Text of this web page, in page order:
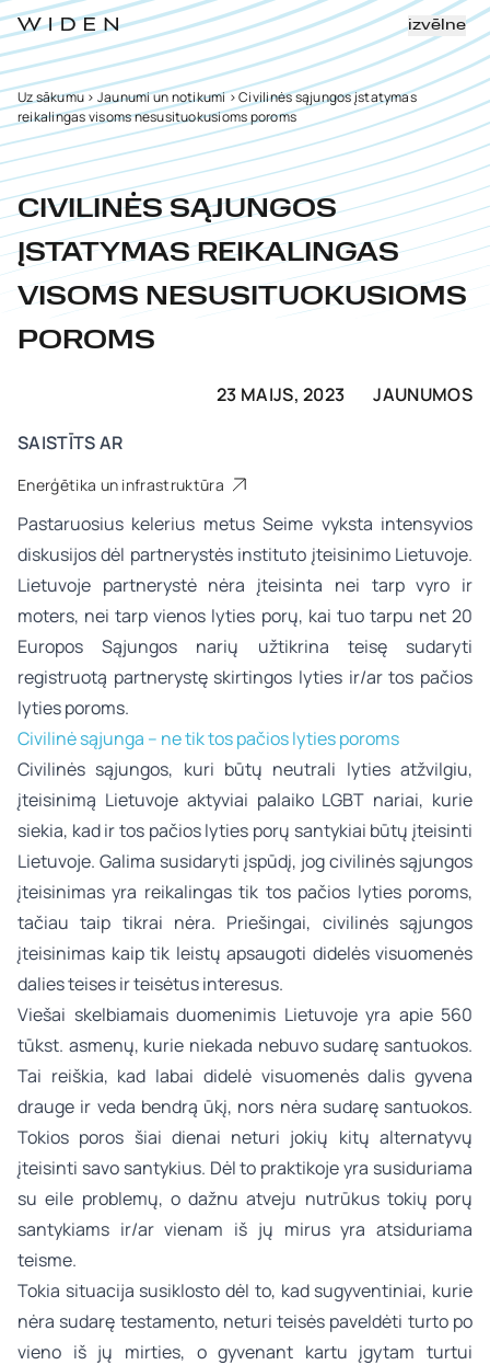
izvēlne
Uz sākumu> Jaunumi un notikumi>Civilinės sąjungos įstatymas
reikalingas visoms nesusituokusioms poroms
CIVILINĖS SĄJUNGOS
ĮSTATYMAS REIKALINGAS
VISOMS NESUSITUOKUSIOMS
POROMS
23 MAIJS, 2023
JAUNUMOS
SAISTĪTS AR
Enerģētika un infrastruktūra
Pastaruosius kelerius metus Seime vyksta intensyvios
diskusijos dėl partnerystės instituto įteisinimo Lietuvoje.
Lietuvoje partnerystė nėra įteisinta nei tarp vyro ir
moters, nei tarp vienos lyties porų, kai tuo tarpu net 20
Europos Sąjungos narių užtikrina teisę sudaryti
registruotą partnerystę skirtingos lyties ir/ar tos pačios
lyties poroms.
Civilinė sąjunga – ne tik tos pačios lyties poroms
Civilinės sąjungos, kuri būtų neutrali lyties atžvilgiu,
įteisinimą Lietuvoje aktyviai palaiko LGBT nariai, kurie
siekia, kad ir tos pačios lyties porų santykiai būtų įteisinti
Lietuvoje. Galima susidaryti įspūdį, jog civilinės sąjungos
įteisinimas yra reikalingas tik tos pačios lyties poroms,
tačiau taip tikrai nėra. Priešingai, civilinės sąjungos
įteisinimas kaip tik leistų apsaugoti didelės visuomenės
dalies teises ir teisėtus interesus.
Viešai skelbiamais duomenimis Lietuvoje yra apie 560
tūkst. asmenų, kurie niekada nebuvo sudarę santuokos.
Tai reiškia, kad labai didelė visuomenės dalis gyvena
drauge ir veda bendrą ūkį, nors nėra sudarę santuokos.
Tokios poros šiai dienai neturi jokių kitų alternatyvų
įteisinti savo santykius. Dėl to praktikoje yra susiduriama
su eile problemų, o dažnu atveju nutrūkus tokių porų
santykiams ir/ar vienam iš jų mirus yra atsiduriama
teisme.
Tokia situacija susiklosto dėl to, kad sugyventiniai, kurie
nėra sudarę testamento, neturi teisės paveldėti turto po
vieno iš jų mirties, o gyvenant kartu įgytam turtui